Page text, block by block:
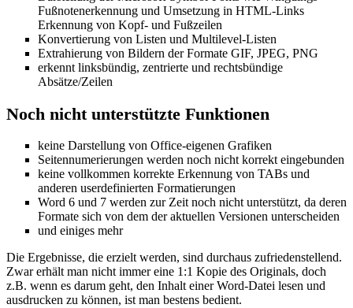
Fußnotenerkennung und Umsetzung in HTML-Links
Erkennung von Kopf- und Fußzeilen
Konvertierung von Listen und Multilevel-Listen
Extrahierung von Bildern der Formate GIF, JPEG, PNG
erkennt linksbündig, zentrierte und rechtsbündige
Absätze/Zeilen
Noch nicht unterstützte Funktionen
keine Darstellung von Office-eigenen Grafiken
Seitennumerierungen werden noch nicht korrekt eingebunden
keine vollkommen korrekte Erkennung von TABs und
anderen userdefinierten Formatierungen
Word 6 und 7 werden zur Zeit noch nicht unterstützt, da deren
Formate sich von dem der aktuellen Versionen unterscheiden
und einiges mehr
Die Ergebnisse, die erzielt werden, sind durchaus zufriedenstellend.
Zwar erhält man nicht immer eine 1:1 Kopie des Originals, doch
z.B. wenn es darum geht, den Inhalt einer Word-Datei lesen und
ausdrucken zu können, ist man bestens bedient.